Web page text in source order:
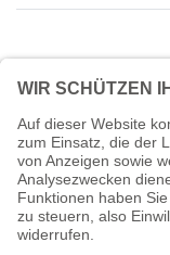
Sorry,Sylvio
Zurück